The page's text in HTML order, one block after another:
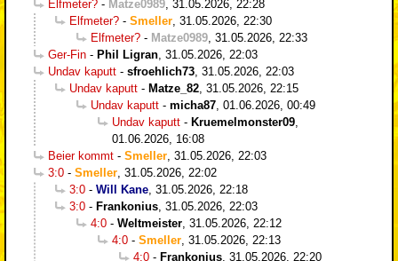
Elfmeter? - Matze0989, 31.05.2026, 22:28
Elfmeter? - Smeller, 31.05.2026, 22:30
Elfmeter? - Matze0989, 31.05.2026, 22:33
Ger-Fin - Phil Ligran, 31.05.2026, 22:03
Undav kaputt - sfroehlich73, 31.05.2026, 22:03
Undav kaputt - Matze_82, 31.05.2026, 22:15
Undav kaputt - micha87, 01.06.2026, 00:49
Undav kaputt - Kruemelmonster09,
01.06.2026, 16:08
Beier kommt - Smeller, 31.05.2026, 22:03
3:0 - Smeller, 31.05.2026, 22:02
3:0 - Will Kane, 31.05.2026, 22:18
3:0 - Frankonius, 31.05.2026, 22:03
4:0 - Weltmeister, 31.05.2026, 22:12
4:0 - Smeller, 31.05.2026, 22:13
4:0 - Frankonius, 31.05.2026, 22:20